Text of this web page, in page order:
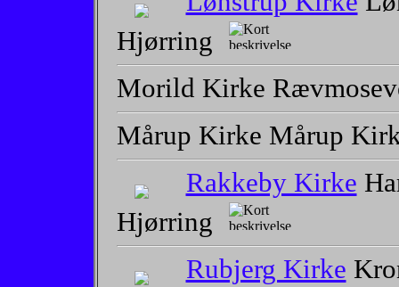
Hjørring
Morild Kirke
Mårup Kirke Mårup
Rakkeby Kirke
Hjørring
Rubjerg Kirke